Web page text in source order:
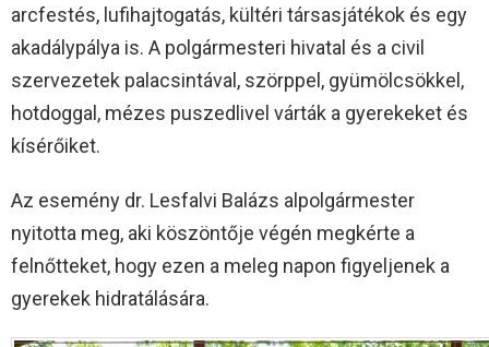
arcfestés, lufihajtogatás, kültéri társasjátékok és egy
akadálypálya is. A polgármesteri hivatal és a civil
szervezetek palacsintával, szörppel, gyümölcsökkel,
hotdoggal, mézes puszedlivel várták a gyerekeket és
kísérőiket.
Az esemény dr. Lesfalvi Balázs alpolgármester
nyitotta meg, aki köszöntője végén megkérte a
felnőtteket, hogy ezen a meleg napon figyeljenek a
gyerekek hidratálására.